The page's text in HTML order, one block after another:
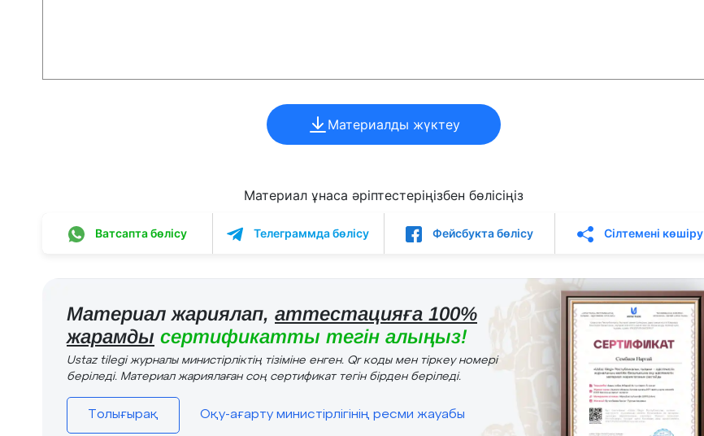
Материалды жүктеу
Материал ұнаса әріптестеріңізбен бөлісіңіз
Ватсапта бөлісу Телеграммда бөлісу Фейсбукта бөлісу Сілтемені көшіру
Материал жариялап, аттестацияға 100%
жарамды сертификатты тегін алыңыз!
Ustaz tilegi журналы министірліктің тізіміне енген. Qr коды мен тіркеу номері
беріледі. Материал жариялаған соң сертификат тегін бірден беріледі.
Толығырақ Оқу-ағарту министірлігінің ресми жауабы